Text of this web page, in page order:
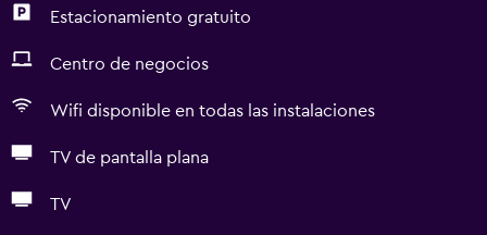
Estacionamiento gratuito
Centro de negocios
Wifi disponible en todas las instalaciones
TV de pantalla plana
TV